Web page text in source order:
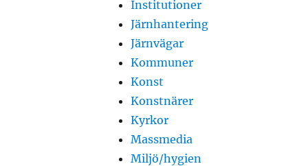
Institutioner
Järnhantering
Järnvägar
Kommuner
Konst
Konstnärer
Kyrkor
Massmedia
Miljö/hygien